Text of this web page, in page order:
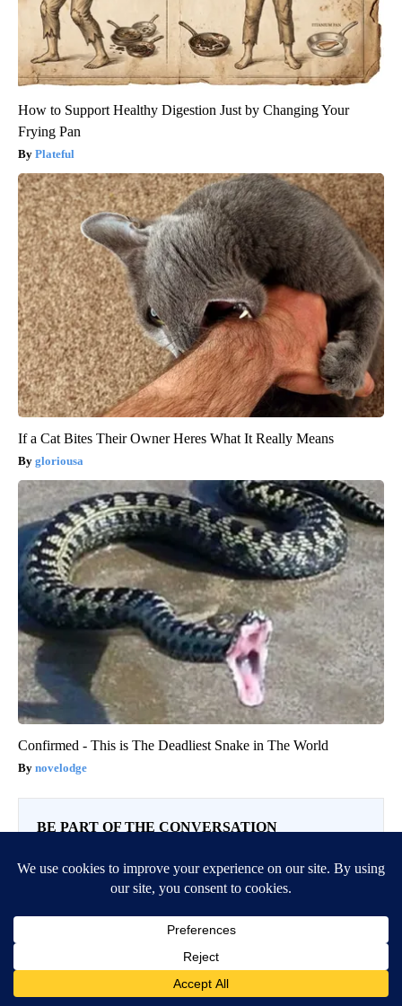
How to Support Healthy Digestion Just by Changing Your
Frying Pan
Plateful
If a Cat Bites Their Owner Heres What It Really Means
gloriousa
Confirmed - This is The Deadliest Snake in The World
novelodge
BE PART OF THE CONVERSATION
constructive conversation.
can review our Community Guidelines by
If you would like to share a story idea, please submit it